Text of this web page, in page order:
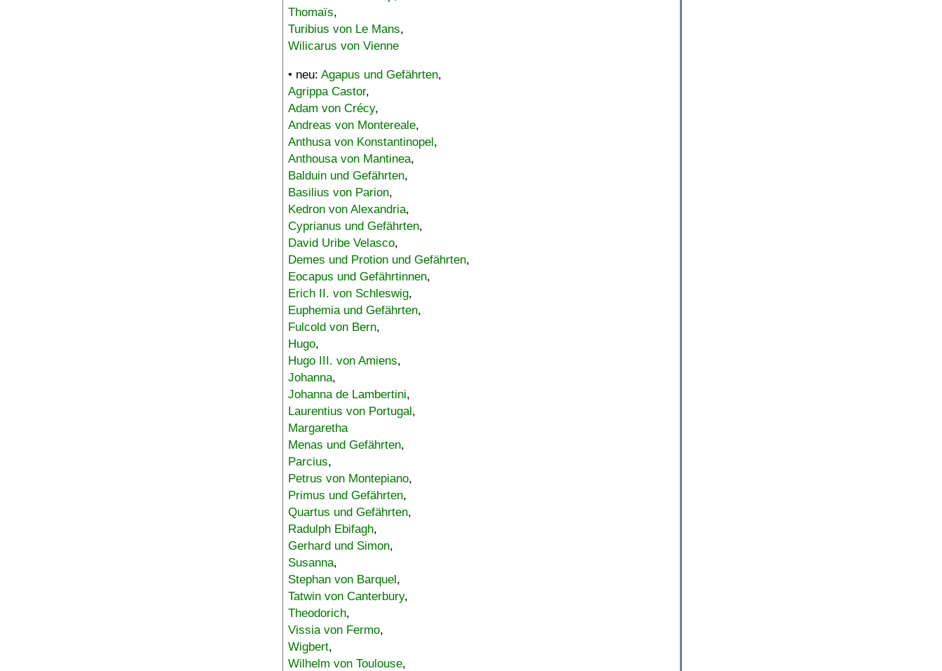
Thomaïs,
Turibius von Le Mans,
Wilicarus von Vienne
• neu: Agapus und Gefährten,
Agrippa Castor,
Adam von Crécy,
Andreas von Montereale,
Anthusa von Konstantinopel,
Anthousa von Mantinea,
Balduin und Gefährten,
Basilius von Parion,
Kedron von Alexandria,
Cyprianus und Gefährten,
David Uribe Velasco,
Demes und Protion und Gefährten,
Eocapus und Gefährtinnen,
Erich II. von Schleswig,
Euphemia und Gefährten,
Fulcold von Bern,
Hugo,
Hugo III. von Amiens,
Johanna,
Johanna de Lambertini,
Laurentius von Portugal,
Margaretha
Menas und Gefährten,
Parcius,
Petrus von Montepiano,
Primus und Gefährten,
Quartus und Gefährten,
Radulph Ebifagh,
Gerhard und Simon,
Susanna,
Stephan von Barquel,
Tatwin von Canterbury,
Theodorich,
Vissia von Fermo,
Wigbert,
Wilhelm von Toulouse,